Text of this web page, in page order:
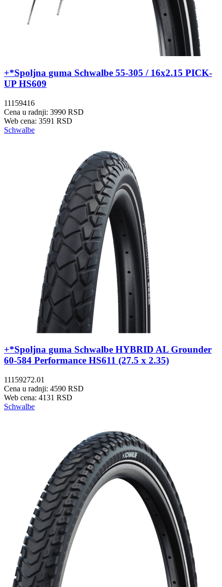
+*Spoljna guma Schwalbe 55-305 / 16x2.15 PICK-
UP HS609
11159416
Cena u radnji: 3990 RSD
Web cena: 3591 RSD
Schwalbe
+*Spoljna guma Schwalbe HYBRID AL Grounder
60-584 Performance HS611 (27.5 x 2.35)
11159272.01
Cena u radnji: 4590 RSD
Web cena: 4131 RSD
Schwalbe